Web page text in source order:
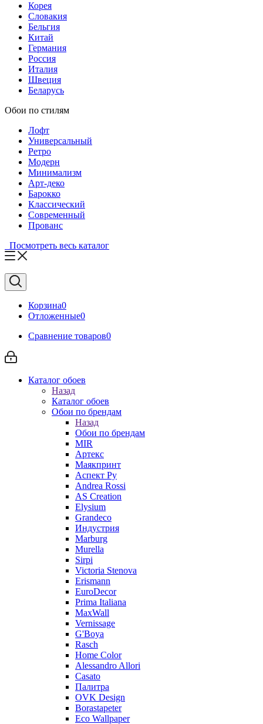
Корея
Словакия
Бельгия
Китай
Германия
Россия
Италия
Швеция
Беларусь
Обои по стилям
Лофт
Универсальный
Ретро
Модерн
Минимализм
Арт-деко
Барокко
Классический
Современный
Прованс
Посмотреть весь каталог
Корзина0
Отложенные0
Сравнение товаров0
Каталог обоев
Назад
Каталог обоев
Обои по брендам
Назад
Обои по брендам
MIR
Артекс
Маякпринт
Аспект Ру
Andrea Rossi
AS Creation
Elysium
Grandeco
Индустрия
Marburg
Murella
Sirpi
Victoria Stenova
Erismann
EuroDecor
Prima Italiana
MaxWall
Vernissage
G'Boya
Rasch
Home Color
Alessandro Allori
Casato
Палитра
OVK Design
Borastapeter
Eco Wallpaper